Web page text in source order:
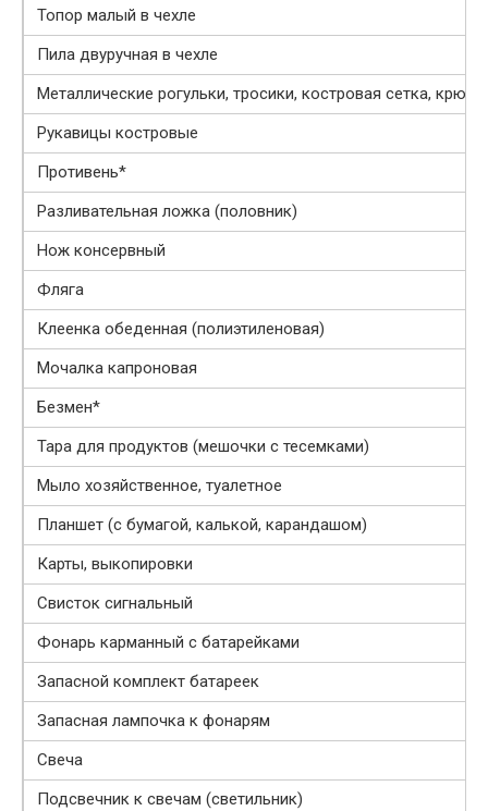
Топор малый в чехле
Пила двуручная в чехле
Металлические рогульки, тросики, костровая сетка,
Рукавицы костровые
Противень*
Разливательная ложка (половник)
Нож консервный
Фляга
Клеенка обеденная (полиэтиленовая)
Мочалка капроновая
Безмен*
Тара для продуктов (мешочки с тесемками)
Мыло хозяйственное, туалетное
Планшет (с бумагой, калькой, карандашом)
Карты, выкопировки
Свисток сигнальный
Фонарь карманный с батарейками
Запасной комплект батареек
Запасная лампочка к фонарям
Свеча
Подсвечник к свечам (светильник)